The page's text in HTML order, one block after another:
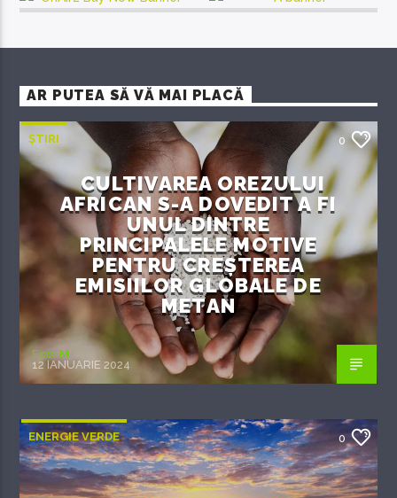
AR PUTEA SĂ VĂ MAI PLACĂ
ȘTIRI 0
CULTIVAREA OREZULUI
AFRICAN S-A DOVEDIT A FI
UNUL DINTRE
PRINCIPALELE MOTIVE
PENTRU CREȘTEREA
EMISIILOR GLOBALE DE
METAN
EcoFM
12 IANUARIE 2024
ENERGIE VERDE 0